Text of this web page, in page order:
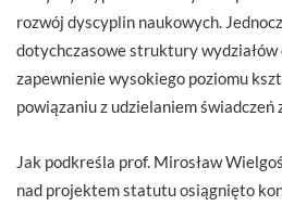
rozwój dyscyplin naukowych.
dotychczasowe struktury wydziałów
zapewnienie wysokiego poziomu
powiązaniu z udzielaniem świadczeń
Jak podkreśla prof. Mirosław
nad projektem statutu osiągnięto